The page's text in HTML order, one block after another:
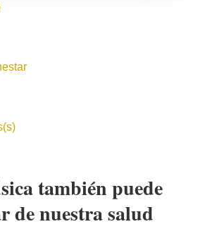
también puede
de nuestra salud